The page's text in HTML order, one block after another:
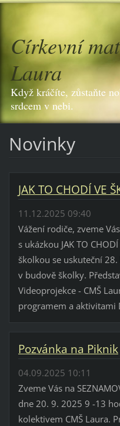
Církevní
Laura
Když kráčíte, zůstaňte
srdcem v nebi.
Novinky
JAK TO CHODÍ VE
11.12.2025 09:40
Vážení rodiče, zveme
s ukázkou JAK TO
školkou se uskuteční
v budově školky.
Videoprojekce - CMŠ
programem a aktivitami
Pozvánka na Piknik
04.09.2025 10:11
Zveme Vás na
dne 20. 9. 2025 9 -13
kolektivem CMŠ Laura.